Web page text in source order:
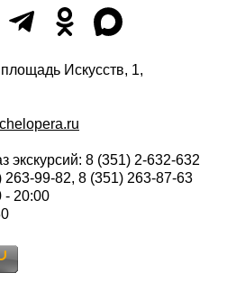
Искусств, 1,
экскурсий: 8 (351) 2-632-632
99-82, 8 (351) 263-87-63
- 20:00